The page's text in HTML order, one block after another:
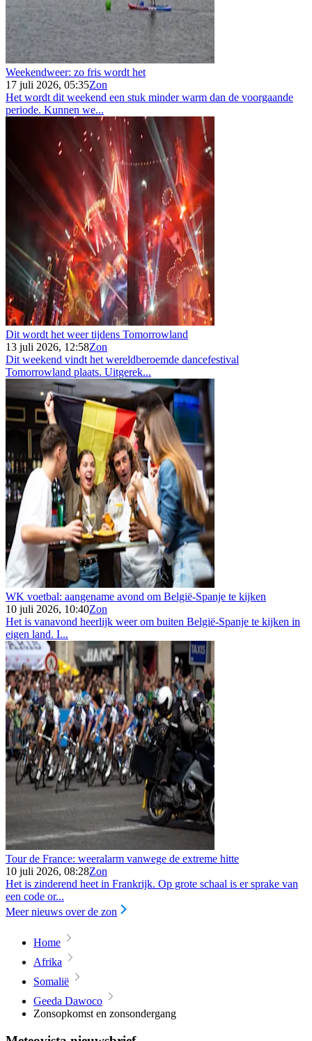
Weekendweer: zo fris wordt het
17 juli 2026, 05:35Zon
Het wordt dit weekend een stuk minder warm dan de voorgaande
periode. Kunnen we...
Dit wordt het weer tijdens Tomorrowland
13 juli 2026, 12:58Zon
Dit weekend vindt het wereldberoemde dancefestival
Tomorrowland plaats. Uitgerek...
WK voetbal: aangename avond om België-Spanje te kijken
10 juli 2026, 10:40Zon
Het is vanavond heerlijk weer om buiten België-Spanje te kijken in
eigen land. I...
Tour de France: weeralarm vanwege de extreme hitte
10 juli 2026, 08:28Zon
Het is zinderend heet in Frankrijk. Op grote schaal is er sprake van
een code or...
Meer nieuws over de zon
Home
Afrika
Somalië
Geeda Dawoco
Zonsopkomst en zonsondergang